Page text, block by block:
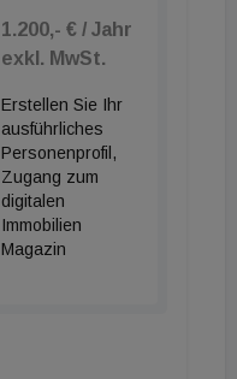
1.200,- € / Jahr
exkl. MwSt.
Erstellen Sie Ihr
ausführliches
Personenprofil,
Zugang zum
digitalen
Immobilien
Magazin